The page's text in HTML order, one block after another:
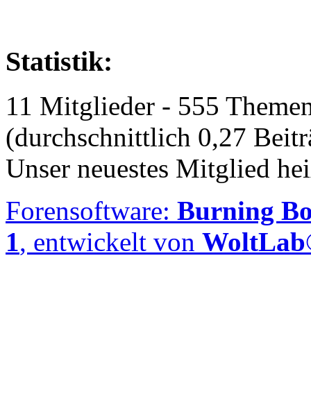
Statistik:
11 Mitglieder - 555
(durchschnittlich 0,27
Unser neuestes Mitglied
Forensoftware: Burning
1, entwickelt von